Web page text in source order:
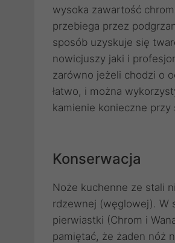
wysoka zawartość
przebiega przez
sposób uzyskuje się
nowicjuszy jaki i
zarówno jeżeli chodzi o
łatwo, i można
kamienie konieczne
Konserwacja
Noże kuchenne ze stali
rdzewnej (węglowej). W
pierwiastki (Chrom i
pamiętać, że żaden nóż